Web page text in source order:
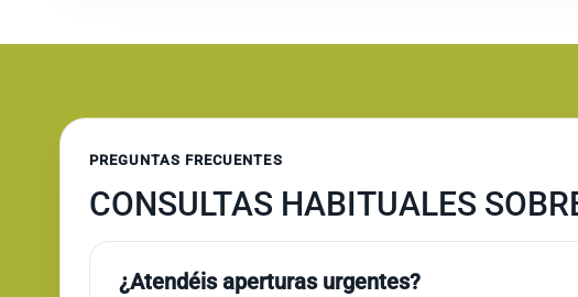
PREGUNTAS FRECUENTES
CONSULTAS HABITUALES
¿Atendéis aperturas urgentes?